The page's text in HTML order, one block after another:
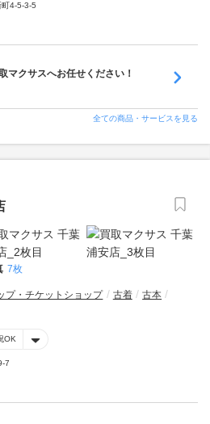
4-5-3-5
マクサスへお任せください！
全ての商品・サービスを見る
7枚
プ・チケットショップ 古着
古本
OK
7